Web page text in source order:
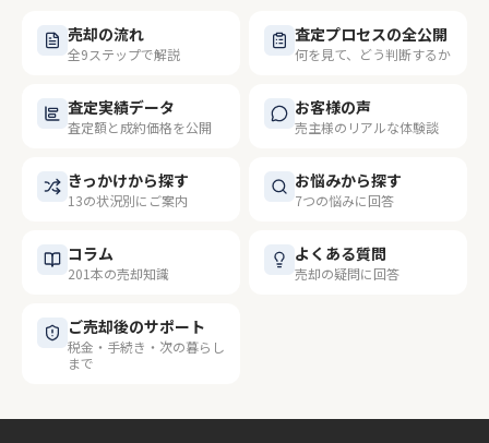
売却の流れ
全9ステップで解説
査定プロセスの全公開
何を見て、どう判断するか
査定実績データ
査定額と成約価格を公開
お客様の声
売主様のリアルな体験談
きっかけから探す
13の状況別にご案内
お悩みから探す
7つの悩みに回答
コラム
201本の売却知識
よくある質問
売却の疑問に回答
ご売却後のサポート
税金・手続き・次の暮らし
まで